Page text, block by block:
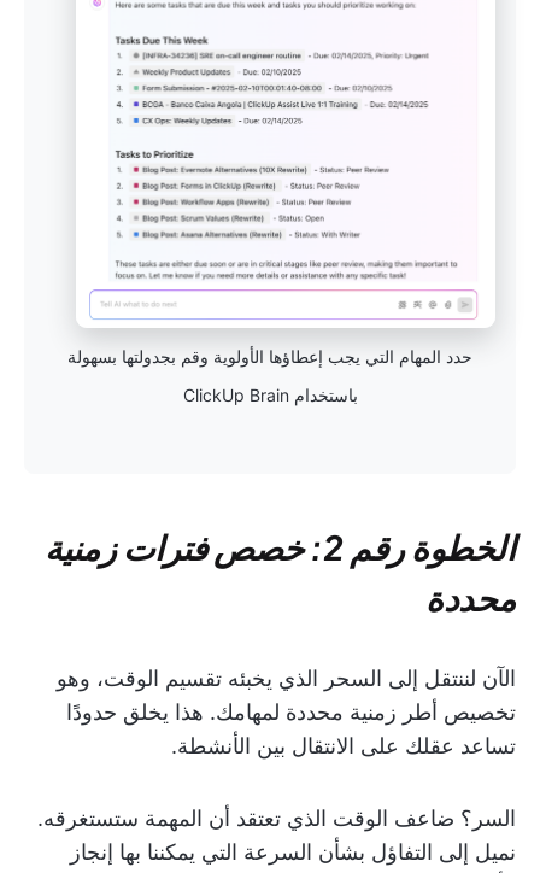
حدد المهام التي يجب إعطاؤها الأولوية وقم بجدولتها بسهولة
باستخدام ClickUp Brain
الخطوة رقم 2: خصص فترات زمنية
محددة
الآن لننتقل إلى السحر الذي يخبئه تقسيم الوقت، وهو
تخصيص أطر زمنية محددة لمهامك. هذا يخلق حدودًا
تساعد عقلك على الانتقال بين الأنشطة.
السر؟ ضاعف الوقت الذي تعتقد أن المهمة ستستغرقه.
نميل إلى التفاؤل بشأن السرعة التي يمكننا بها إنجاز